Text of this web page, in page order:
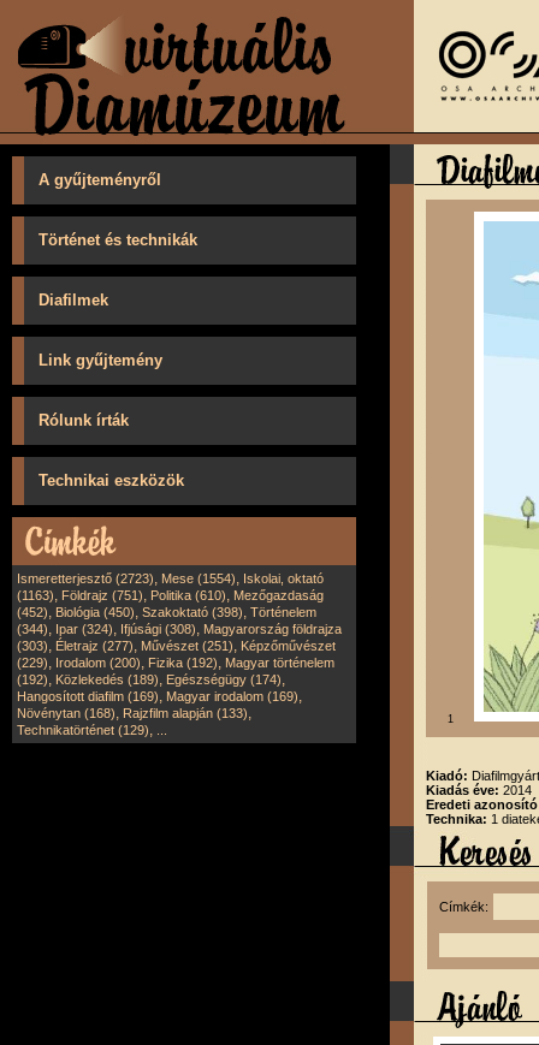
A gyűjteményről
Történet és technikák
Diafilmek
Link gyűjtemény
Rólunk írták
Technikai eszközök
Ismeretterjesztő (2723), Mese (1554), Iskolai, oktató
(1163), Földrajz (751), Politika (610), Mezőgazdaság
(452), Biológia (450), Szakoktató (398), Történelem
(344), Ipar (324), Ifjúsági (308), Magyarország földrajza
(303), Életrajz (277), Művészet (251), Képzőművészet
(229), Irodalom (200), Fizika (192), Magyar történelem
(192), Közlekedés (189), Egészségügy (174),
Hangosított diafilm (169), Magyar irodalom (169),
Növénytan (168), Rajzfilm alapján (133),
Technikatörténet (129),
1
Kiadó:
Kiadás éve: 2014
Eredeti
Technika: 1
Címkék: